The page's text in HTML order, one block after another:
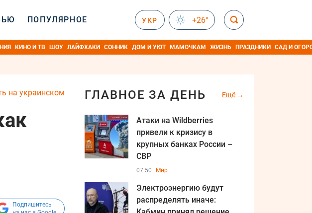
ПОПУЛЯРНОЕ УКР +26°
КИНО И ТВ ШОУ ЛАЙФХАКИ СОННИК ДОМ И УЮТ МАМОЧКАМ ЖИЗНЬ ПРАЗДНИКИ САД И
на украинском
Подпишитесь
ГЛАВНОЕ ЗА ДЕНЬ Ещё
Атаки на Wildberries
привели к кризису в
крупных банках России –
СВР
07:50 Мир
Электроэнергию будут
распределять иначе: